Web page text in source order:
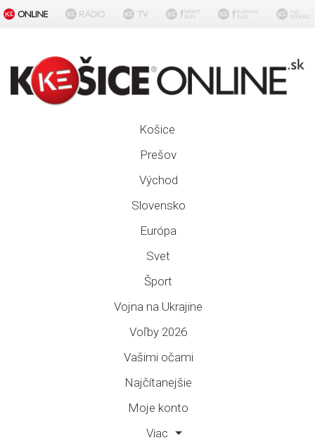
Košice
Prešov
Východ
Slovensko
Európa
Svet
Šport
Vojna na Ukrajine
Voľby 2026
Vašimi očami
Najčítanejšie
Moje konto
Viac